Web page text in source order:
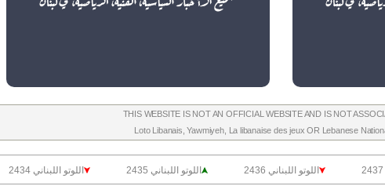
THIS WEBSITE IS NOT AN OFFICIAL WEBSITE AND IS NOT
Loto Libanais ,Yawmiyeh, La libanaise des jeux OR Lebanese
اللوتو اللبناني 2436 اللوتو اللبناني 2435 اللوتو اللبناني 2434